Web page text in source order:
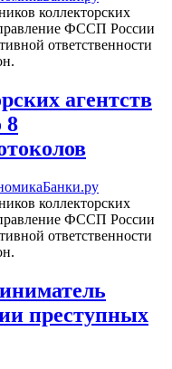
коллекторских
ФССП России
ответственности
агентств
8
Банки.ру
коллекторских
ФССП России
ответственности
преступных